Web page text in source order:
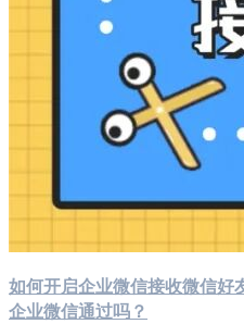
如何开启企业微信接收微信好
企业微信通过吗？